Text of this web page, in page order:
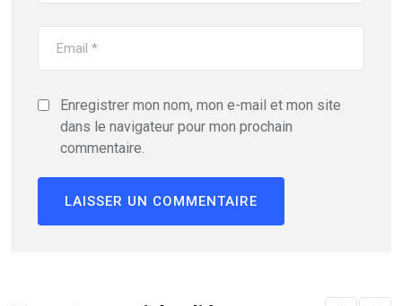
Enregistrer mon nom, mon e-mail et mon site
dans le navigateur pour mon prochain
commentaire.